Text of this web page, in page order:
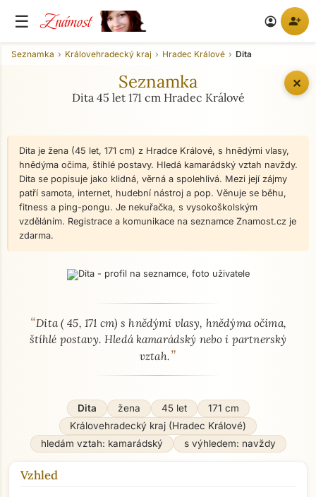
☰ Známost account_circle person_add
✕
Seznamka Královehradecký kraj Hradec Králové Dita
Seznamka
Dita 45 let 171 cm Hradec Králové
Dita je žena (45 let, 171 cm) z Hradce Králové, s hnědými vlasy,
hnědýma očima, štíhlé postavy. Hledá kamarádský vztah navždy.
Dita se popisuje jako klidná, věrná a spolehlivá. Mezi její zájmy
patří samota, internet, hudební nástroj a pop. Věnuje se běhu,
fitness a ping-pongu. Je nekuřačka, s vysokoškolským
vzděláním. Registrace a komunikace na seznamce Znamost.cz je
zdarma.
O mně - seznamka profil
“Dita ( 45, 171 cm) s hnědými vlasy, hnědýma očima,
štíhlé postavy. Hledá kamarádský nebo i partnerský
vztah.”
Dita žena 45 let
171 cm
Královehradecký kraj (Hradec Králové)
hledám vztah: kamarádský
s výhledem: navždy
Vzhled